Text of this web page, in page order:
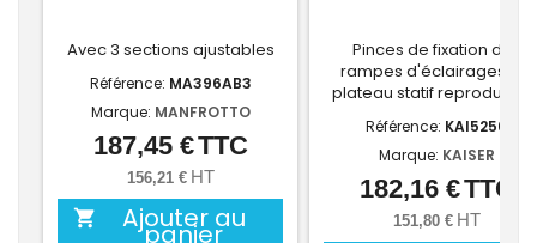
Avec 3 sections ajustables
Référence: MA396AB3
Marque: MANFROTTO
Prix
187,45 €TTC
156,21 € HT
 Ajouter au
panier
Pinces de fixation des
rampes d'éclairages sur
plateau statif
Référence: KAI5256
Marque: KAISER
Prix
182,16 €TTC
151,80 € HT